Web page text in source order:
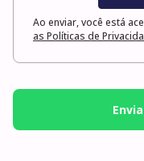
Ao enviar, você está
as Políticas de